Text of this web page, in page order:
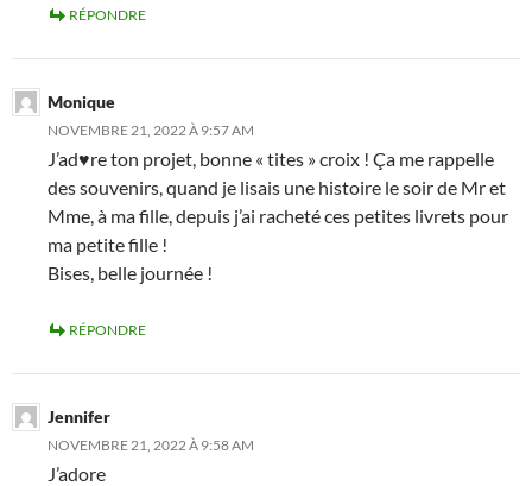
RÉPONDRE
Monique
NOVEMBRE 21, 2022 À 9:57 AM
J’ad♥re ton projet, bonne « tites » croix ! Ça me rappelle
des souvenirs, quand je lisais une histoire le soir de Mr et
Mme, à ma fille, depuis j’ai racheté ces petites livrets pour
ma petite fille !
Bises, belle journée !
RÉPONDRE
Jennifer
NOVEMBRE 21, 2022 À 9:58 AM
J’adore